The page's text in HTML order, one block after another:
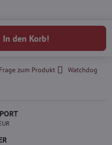
In den Korb!
Frage zum Produkt
Watchdog